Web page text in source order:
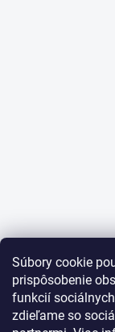
Súbory cookie
prispôsobenie
funkcií
zdieľame so